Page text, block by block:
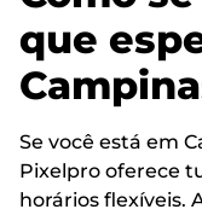
que
Se você está em
Pixelpro oferece
horários flexíveis.